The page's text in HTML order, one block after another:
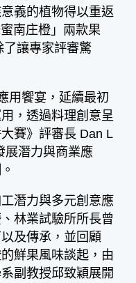
義的植物得以重返
南庄橙」兩款果
讓專家評審驚
用饗宴，延續最初
，透過料理創意呈
賽》評審長 Dan L
展潛力與商業應
潛力與多元創意應
林業試驗所所長曾
及傳承，並回顧
鮮果風味談起，由
副教授邱致穎展開